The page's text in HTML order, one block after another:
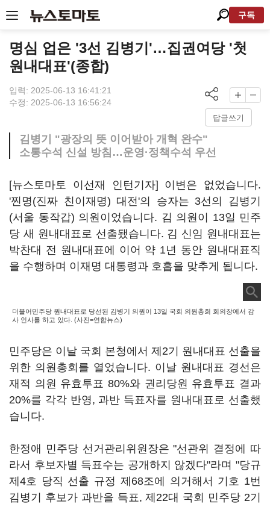
구독
명심 업은 '3선 김병기'…집권여당 '첫
원내대표'(종합)
입력: 2025-06-13 16:41:21
수정: 2025-06-13 16:56:24
답글쓰기
김병기 "광장의 뜻 이어받아 개혁 완수"
소통수석 신설 방침…운영·정책수석 우선
[뉴스토마토 이선재 인턴기자] 이변은 없었습니다.
'찐명(진짜 친이재명) 대전'의 승자는 3선의 김병기
(서울 동작갑) 의원이었습니다. 김 의원이 13일 민주
당 새 원내대표로 선출됐습니다. 김 신임 원내대표는
박찬대 전 원내대표에 이어 약 1년 동안 원내대표직
을 수행하며 이재명 대통령과 호흡을 맞추게 됩니다.
더불어민주당 원내대표로 당선된 김병기 의원이 13일 국회 의원총회 회의장에서 감
사 인사를 하고 있다. (사진=연합뉴스)
민주당은 이날 국회 본청에서 제2기 원내대표 선출을
위한 의원총회를 열었습니다. 이날 원내대표 경선은
재적 의원 유효투표 80%와 권리당원 유효투표 결과
20%를 각각 반영, 과반 득표자를 원내대표로 선출했
습니다.
한정애 민주당 선거관리위원장은 "선관위 결정에 따
라서 후보자별 득표수는 공개하지 않겠다"라며 "당규
제4호 당직 선출 규정 제68조에 의거해서 기호 1번
김병기 후보가 과반을 득표, 제22대 국회 민주당 2기